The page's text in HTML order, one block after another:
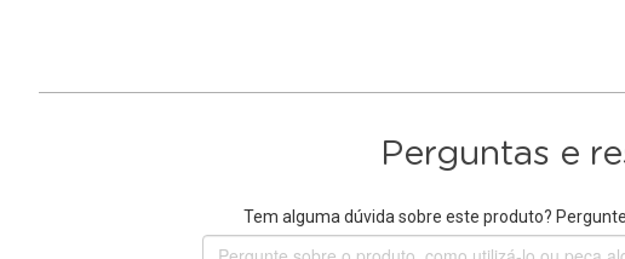
Perguntas e
Tem alguma dúvida sobre este produto?